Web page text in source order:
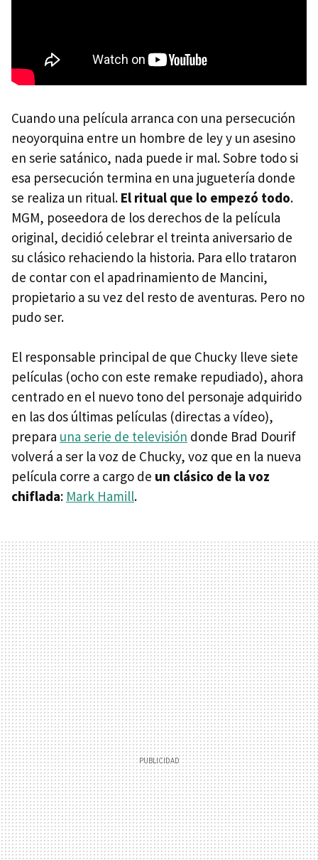
Cuando una película arranca con una persecución
neoyorquina entre un hombre de ley y un asesino
en serie satánico, nada puede ir mal. Sobre todo si
esa persecución termina en una juguetería donde
se realiza un ritual. El ritual que lo empezó todo.
MGM, poseedora de los derechos de la película
original, decidió celebrar el treinta aniversario de
su clásico rehaciendo la historia. Para ello trataron
de contar con el apadrinamiento de Mancini,
propietario a su vez del resto de aventuras. Pero no
pudo ser.
El responsable principal de que Chucky lleve siete
películas (ocho con este remake repudiado), ahora
centrado en el nuevo tono del personaje adquirido
en las dos últimas películas (directas a vídeo),
prepara una serie de televisión donde Brad Dourif
volverá a ser la voz de Chucky, voz que en la nueva
película corre a cargo de un clásico de la voz
chiflada: Mark Hamill.